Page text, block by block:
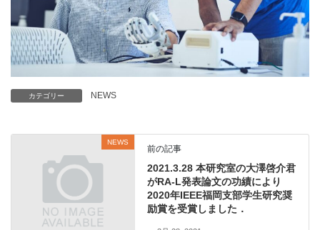
カテゴリー NEWS
NEWS
前の記事
2021.3.28 本研究室の大澤啓介君
がRA-L発表論文の功績により
2020年IEEE福岡支部学生研究奨
励賞を受賞しました．